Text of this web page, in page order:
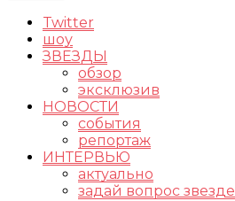
Twitter
шоу
ЗВЕЗДЫ
обзор
эксклюзив
НОВОСТИ
события
репортаж
ИНТЕРВЬЮ
актуально
задай вопрос звезде